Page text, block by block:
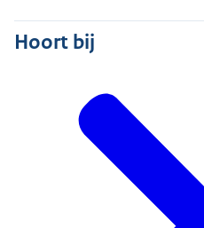
Hoort bij